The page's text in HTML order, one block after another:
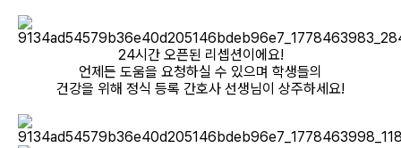
24시간 오픈된 리셉션이에요!
언제든 도움을 요청하실 수 있으며 학생들의
건강을 위해 정식 등록 간호사 선생님이 상주하세요!